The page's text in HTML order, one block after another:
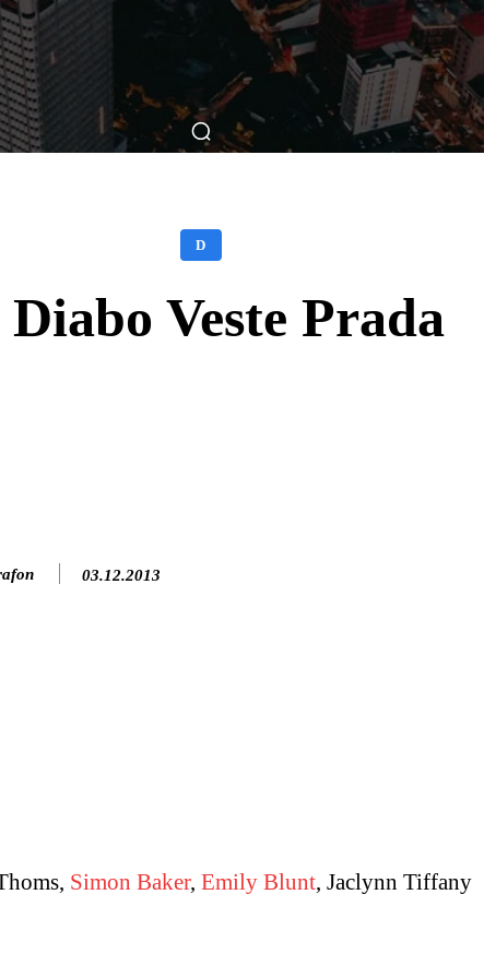
Breve Nos Cinemas Matérias Nos Cinemas Filmes
D
Diabo Veste Prada
03.12.2013
Simon Baker, Emily Blunt, Jaclynn Tiffany